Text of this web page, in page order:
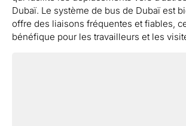
Dubaï. Le système de bus de Dubaï est
offre des liaisons fréquentes et fiables,
bénéfique pour les travailleurs et les